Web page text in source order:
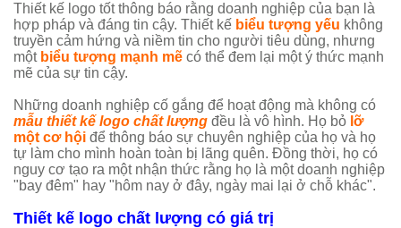
Thiết kế logo tốt thông báo rằng doanh nghiệp của bạn là
hợp pháp và đáng tin cậy. Thiết kế biểu tượng yếu không
truyền cảm hứng và niềm tin cho người tiêu dùng, nhưng
một biểu tượng mạnh mẽ có thể đem lại một ý thức mạnh
mẽ của sự tin cậy.
Những doanh nghiệp cố gắng để hoạt động mà không có
mẫu thiết kế logo chất lượng đều là vô hình. Họ bỏ lỡ
một cơ hội để thông báo sự chuyên nghiệp của họ và họ
tự làm cho mình hoàn toàn bị lãng quên. Đồng thời, họ có
nguy cơ tạo ra một nhận thức rằng họ là một doanh nghiệp
"bay đêm" hay "hôm nay ở đây, ngày mai lại ở chỗ khác".
Thiết kế logo chất lượng có giá trị